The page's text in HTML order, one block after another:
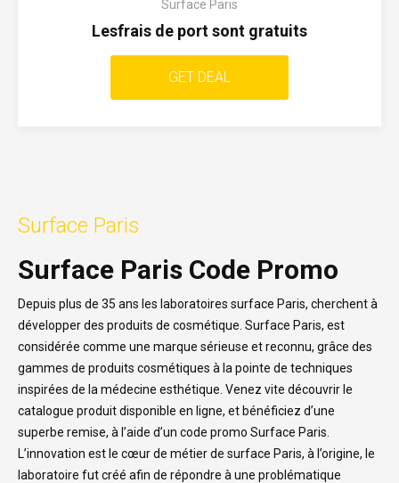
Surface Paris
Lesfrais de port sont gratuits
GET DEAL
Surface Paris
Surface Paris Code Promo
Depuis plus de 35 ans les laboratoires surface Paris, cherchent à
développer des produits de cosmétique. Surface Paris, est
considérée comme une marque sérieuse et reconnu, grâce des
gammes de produits cosmétiques à la pointe de techniques
inspirées de la médecine esthétique. Venez vite découvrir le
catalogue produit disponible en ligne, et bénéficiez d’une
superbe remise, à l’aide d’un code promo Surface Paris.
L’innovation est le cœur de métier de surface Paris, à l’origine, le
laboratoire fut créé afin de répondre à une problématique